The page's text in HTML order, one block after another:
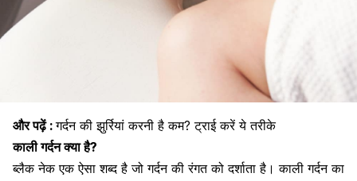
और पढ़ें :गर्दन की झुर्रियां करनी है कम? ट्राई करें ये तरीके
काली गर्दन क्या है?
ब्लैक नेक एक ऐसा शब्द है जोगर्दन की रंगत को दर्शाता है । काली गर्दन का